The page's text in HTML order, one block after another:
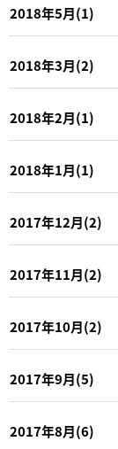
2018年5月(1)
2018年3月(2)
2018年2月(1)
2018年1月(1)
2017年12月(2)
2017年11月(2)
2017年10月(2)
2017年9月(5)
2017年8月(6)